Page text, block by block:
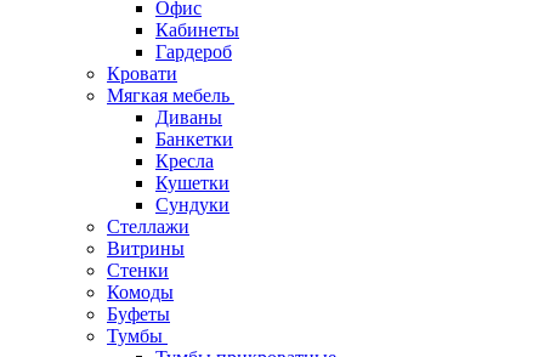
Офис
Кабинеты
Гардероб
Кровати
Мягкая мебель
Диваны
Банкетки
Кресла
Кушетки
Сундуки
Стеллажи
Витрины
Стенки
Комоды
Буфеты
Тумбы